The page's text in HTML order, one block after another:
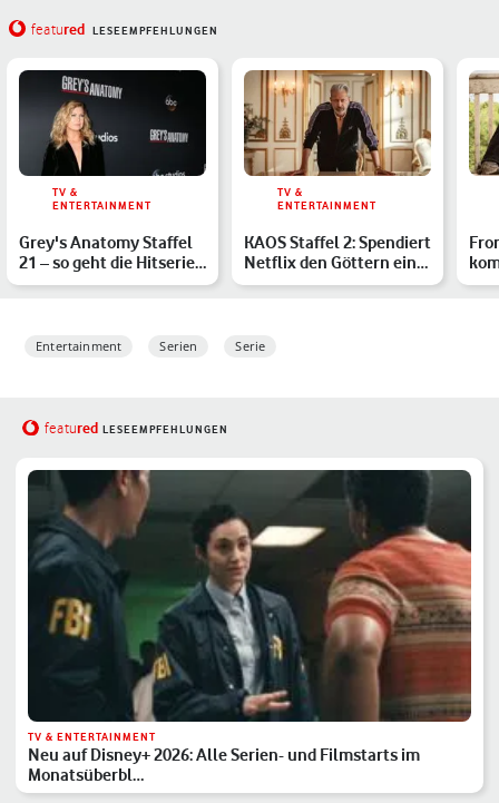
featured LESEEMPFEHLUNGEN
TV &
ENTERTAINMENT
Grey's Anatomy Staffel
21 – so geht die Hitserie
weiter
TV &
ENTERTAINMENT
KAOS Staffel 2: Spendiert
Netflix den Göttern eine
Fortsetzung?
Entertainment Serien Serie
featured LESEEMPFEHLUNGEN
TV & ENTERTAINMENT
Neu auf Disney+ 2026: Alle Serien- und Filmstarts im
Monatsüberbl…